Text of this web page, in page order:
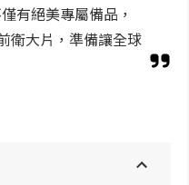
有絕美專屬備品，
衛大片，準備讓全球